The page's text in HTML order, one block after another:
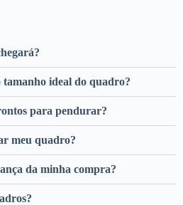
tamanho ideal do quadro?
para pendurar?
meu quadro?
da minha compra?